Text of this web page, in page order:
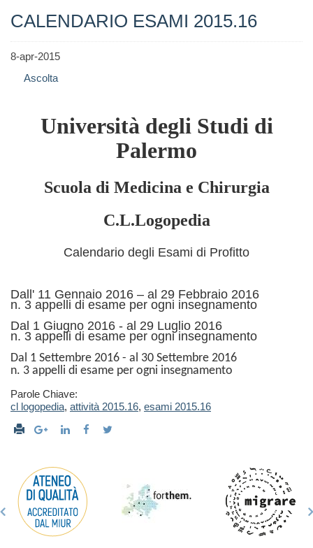
CALENDARIO ESAMI 2015.16
8-apr-2015
Ascolta
Università degli Studi di
Palermo
Scuola di Medicina e Chirurgia
C.L.Logopedia
Calendario degli Esami di Profitto
Dall' 11 Gennaio 2016 – al 29 Febbraio 2016
n. 3 appelli di esame per ogni insegnamento
Dal 1 Giugno 2016 - al 29 Luglio 2016
n. 3 appelli di esame per ogni insegnamento
Dal 1 Settembre 2016 - al 30 Settembre 2016
n. 3 appelli di esame per ogni insegnamento
Parole Chiave:
cl logopedia, attività 2015.16, esami 2015.16